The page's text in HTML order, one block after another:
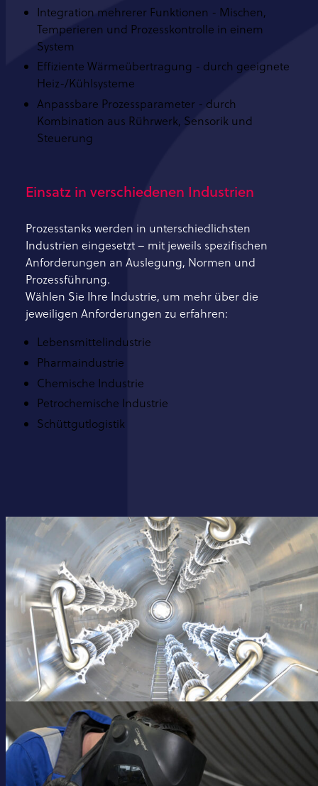
Integration mehrerer Funktionen - Mischen,
Temperieren und Prozesskontrolle in einem
System
Effiziente Wärmeübertragung - durch geeignete
Heiz-/Kühlsysteme
Anpassbare Prozessparameter - durch
Kombination aus Rührwerk, Sensorik und
Steuerung
Einsatz in verschiedenen Industrien
Prozesstanks werden in unterschiedlichsten
Industrien eingesetzt – mit jeweils spezifischen
Anforderungen an Auslegung, Normen und
Prozessführung.
Wählen Sie Ihre Industrie, um mehr über die
jeweiligen Anforderungen zu erfahren:
Lebensmittelindustrie
Pharmaindustrie
Chemische Industrie
Petrochemische Industrie
Schüttgutlogistik